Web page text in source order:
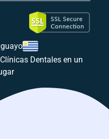
Dentales en un